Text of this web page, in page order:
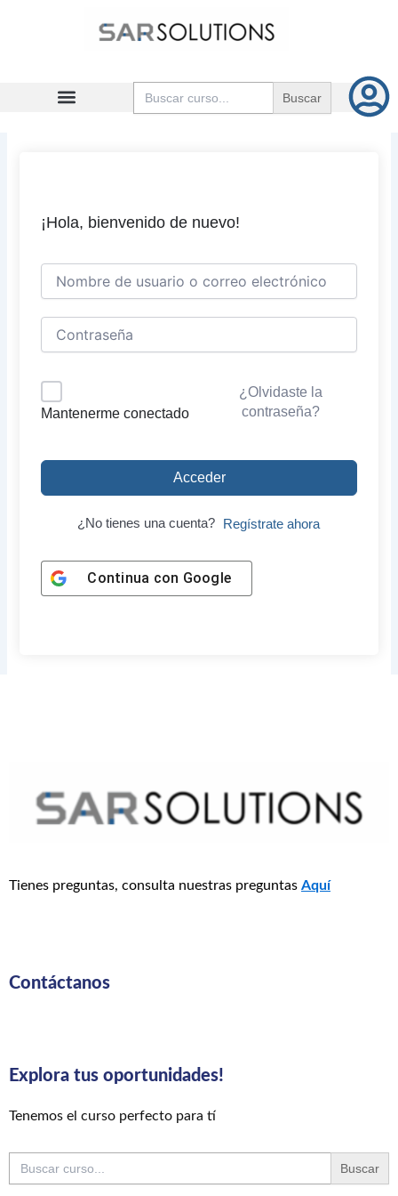
Buscar:
¡Hola, bienvenido de nuevo!
Mantenerme conectado
¿Olvidaste la
contraseña?
Acceder
¿No tienes una cuenta? Regístrate ahora
Continua con Google
Tienes preguntas, consulta nuestras preguntas Aquí
Contáctanos
Explora tus oportunidades!
Tenemos el curso perfecto para tí
Buscar: